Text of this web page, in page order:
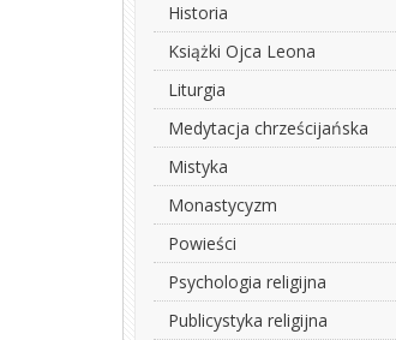
Historia
Książki Ojca Leona
Liturgia
Medytacja chrześcijańska
Mistyka
Monastycyzm
Powieści
Psychologia religijna
Publicystyka religijna